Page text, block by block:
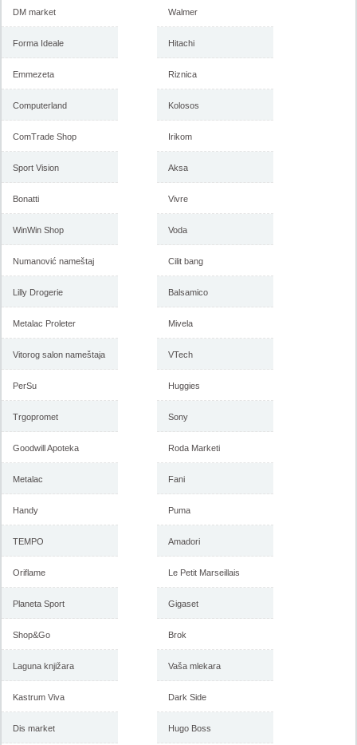
-istekla akcija-
-istekla akcija-
-istekla akcija-
do 6. decembar 2017
DM market
Forma Ideale
Emmezeta
Computerland
ComTrade Shop
Sport Vision
Bonatti
WinWin Shop
Numanović nameštaj
Lilly Drogerie
Metalac Proleter
Vitorog salon nameštaja
PerSu
Trgopromet
Goodwill Apoteka
Metalac
Handy
TEMPO
Oriflame
Planeta Sport
Shop&Go
Laguna knjižara
Kastrum Viva
Dis market
Walmer
Hitachi
Riznica
Kolosos
Irikom
Aksa
Vivre
Voda
Cilit bang
Balsamico
Mivela
VTech
Huggies
Sony
Roda Marketi
Fani
Puma
Amadori
Le Petit Marseillais
Gigaset
Brok
Vaša mlekara
Dark Side
Hugo Boss